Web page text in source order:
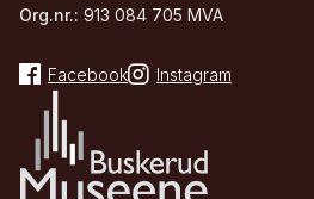
Org.nr.: 913 084 705 MVA
Facebook Instagram